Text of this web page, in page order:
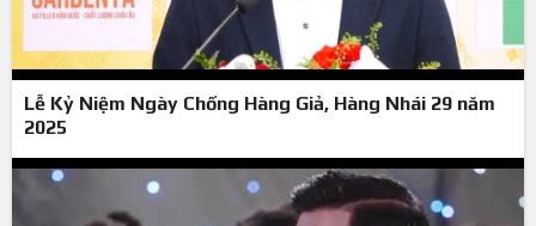
Lễ Kỷ Niệm Ngày Chống Hàng Giả, Hàng Nhái 29 năm
2025